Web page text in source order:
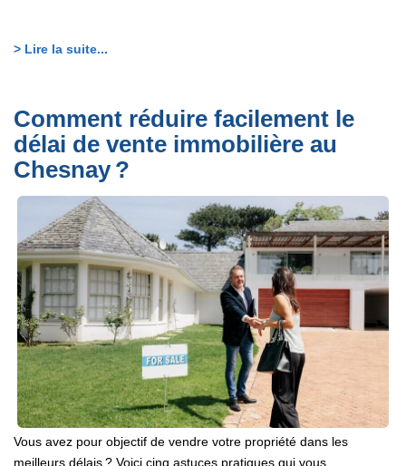
> Lire la suite...
Comment réduire facilement le
délai de vente immobilière au
Chesnay ?
Vous avez pour objectif de vendre votre propriété dans les
meilleurs délais ? Voici cinq astuces pratiques qui vous